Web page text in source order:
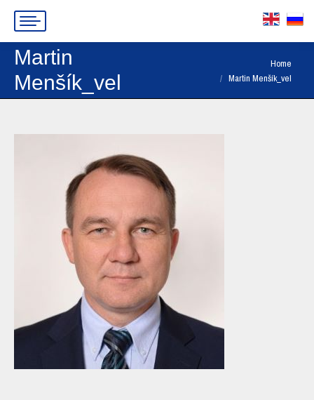
Martin
Menšík_vel
Home
Martin Menšík_vel